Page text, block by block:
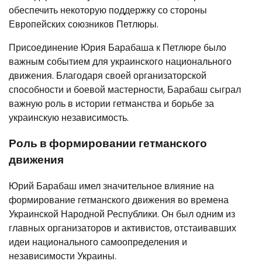
обеспечить некоторую поддержку со стороны
Европейских союзников Петлюры.
Присоединение Юрия Барабаша к Петлюре было
важным событием для украинского национального
движения. Благодаря своей организаторской
способности и боевой мастерности, Барабаш сыграл
важную роль в истории гетманства и борьбе за
украинскую независимость.
Роль в формировании гетманского
движения
Юрий Барабаш имел значительное влияние на
формирование гетманского движения во времена
Украинской Народной Республики. Он был одним из
главных организаторов и активистов, отстаивавших
идеи национального самоопределения и
независимости Украины.